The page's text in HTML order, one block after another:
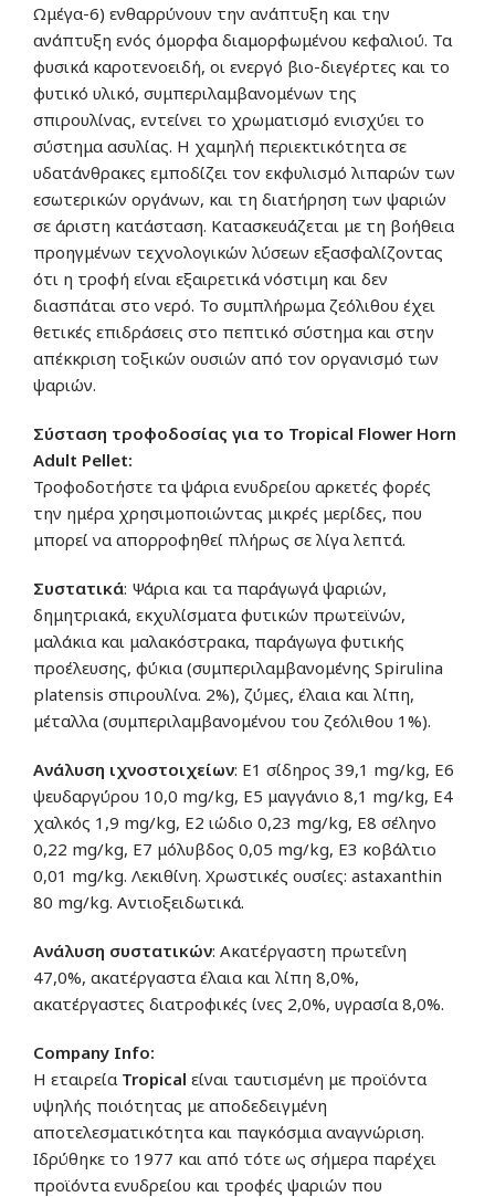
Ωμέγα-6) ενθαρρύνουν την ανάπτυξη και την
ανάπτυξη ενός όμορφα διαμορφωμένου κεφαλιού. Τα
φυσικά καροτενοειδή, οι ενεργό βιο-διεγέρτες και το
φυτικό υλικό, συμπεριλαμβανομένων της
σπιρουλίνας, εντείνει το χρωματισμό ενισχύει το
σύστημα ασυλίας. Η χαμηλή περιεκτικότητα σε
υδατάνθρακες εμποδίζει τον εκφυλισμό λιπαρών των
εσωτερικών οργάνων, και τη διατήρηση των ψαριών
σε άριστη κατάσταση. Κατασκευάζεται με τη βοήθεια
προηγμένων τεχνολογικών λύσεων εξασφαλίζοντας
ότι η τροφή είναι εξαιρετικά νόστιμη και δεν
διασπάται στο νερό. Το συμπλήρωμα ζεόλιθου έχει
θετικές επιδράσεις στο πεπτικό σύστημα και στην
απέκκριση τοξικών ουσιών από τον οργανισμό των
ψαριών.
Σύσταση τροφοδοσίας για το Tropical Flower Horn
Adult Pellet:
Τροφοδοτήστε τα ψάρια ενυδρείου αρκετές φορές
την ημέρα χρησιμοποιώντας μικρές μερίδες, που
μπορεί να απορροφηθεί πλήρως σε λίγα λεπτά.
Συστατικά: Ψάρια και τα παράγωγά ψαριών,
δημητριακά, εκχυλίσματα φυτικών πρωτεϊνών,
μαλάκια και μαλακόστρακα, παράγωγα φυτικής
προέλευσης, φύκια (συμπεριλαμβανομένης Spirulina
platensis σπιρουλίνα. 2%), ζύμες, έλαια και λίπη,
μέταλλα (συμπεριλαμβανομένου του ζεόλιθου 1%).
Ανάλυση ιχνοστοιχείων: E1 σίδηρος 39,1 mg/kg, E6
ψευδαργύρου 10,0 mg/kg, E5 μαγγάνιο 8,1 mg/kg, E4
χαλκός 1,9 mg/kg, E2 ιώδιο 0,23 mg/kg, E8 σέληνο
0,22 mg/kg, E7 μόλυβδος 0,05 mg/kg, E3 κοβάλτιο
0,01 mg/kg. Λεκιθίνη. Χρωστικές ουσίες: astaxanthin
80 mg/kg. Αντιοξειδωτικά.
Ανάλυση συστατικών: Ακατέργαστη πρωτεΐνη
47,0%, ακατέργαστα έλαια και λίπη 8,0%,
ακατέργαστες διατροφικές ίνες 2,0%, υγρασία 8,0%.
Company Info:
Η εταιρεία Tropical είναι ταυτισμένη με προϊόντα
υψηλής ποιότητας με αποδεδειγμένη
αποτελεσματικότητα και παγκόσμια αναγνώριση.
Ιδρύθηκε το 1977 και από τότε ως σήμερα παρέχει
προϊόντα ενυδρείου και τροφές ψαριών που